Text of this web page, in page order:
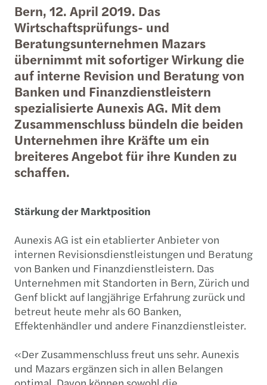
Bern, 12. April 2019. Das
Wirtschaftsprüfungs- und
Beratungsunternehmen Mazars
übernimmt mit sofortiger Wirkung die
auf interne Revision und Beratung von
Banken und Finanzdienstleistern
spezialisierte Aunexis AG. Mit dem
Zusammenschluss bündeln die beiden
Unternehmen ihre Kräfte um ein
breiteres Angebot für ihre Kunden zu
schaffen.
Stärkung der Marktposition
Aunexis AG ist ein etablierter Anbieter von
internen Revisionsdienstleistungen und Beratung
von Banken und Finanzdienstleistern. Das
Unternehmen mit Standorten in Bern, Zürich und
Genf blickt auf langjährige Erfahrung zurück und
betreut heute mehr als 60 Banken,
Effektenhändler und andere Finanzdienstleister.
«Der Zusammenschluss freut uns sehr. Aunexis
und Mazars ergänzen sich in allen Belangen
optimal. Davon können sowohl die